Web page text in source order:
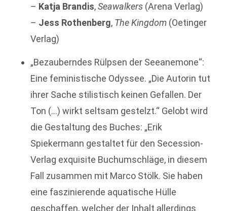
– Katja Brandis,Seawalkers (Arena Verlag)
– Jess Rothenberg, The Kingdom (Oetinger
Verlag)
„Bezauberndes Rülpsen der Seeanemone“:
Eine feministische Odyssee. „Die Autorin tut
ihrer Sache stilistisch keinen Gefallen. Der
Ton (…) wirkt seltsam gestelzt.“ Gelobt wird
die Gestaltung des Buches: „Erik
Spiekermann gestaltet für den Secession-
Verlag exquisite Buchumschläge, in diesem
Fall zusammen mit Marco Stölk. Sie haben
eine faszinierende aquatische Hülle
geschaffen, welcher der Inhalt allerdings